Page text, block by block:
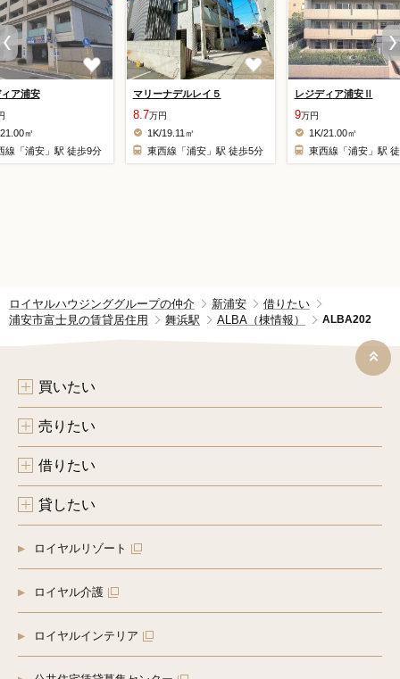
ア浦安
㎡
線「浦安」駅 徒歩9分
マリーナデルレイ５
8.7万円
1K/19.11㎡
東西線「浦安」駅 徒歩5分
レジディア浦安Ⅱ
9万円
1K/21.00㎡
東西線「浦安」駅
ロイヤルハウジンググループの仲介 新浦安
借りたい
浦安市富士見の賃貸居住用
舞浜駅 ALBA（棟情報） ALBA202
買いたい
売りたい
借りたい
貸したい
ロイヤルリゾート
ロイヤル介護
ロイヤルインテリア